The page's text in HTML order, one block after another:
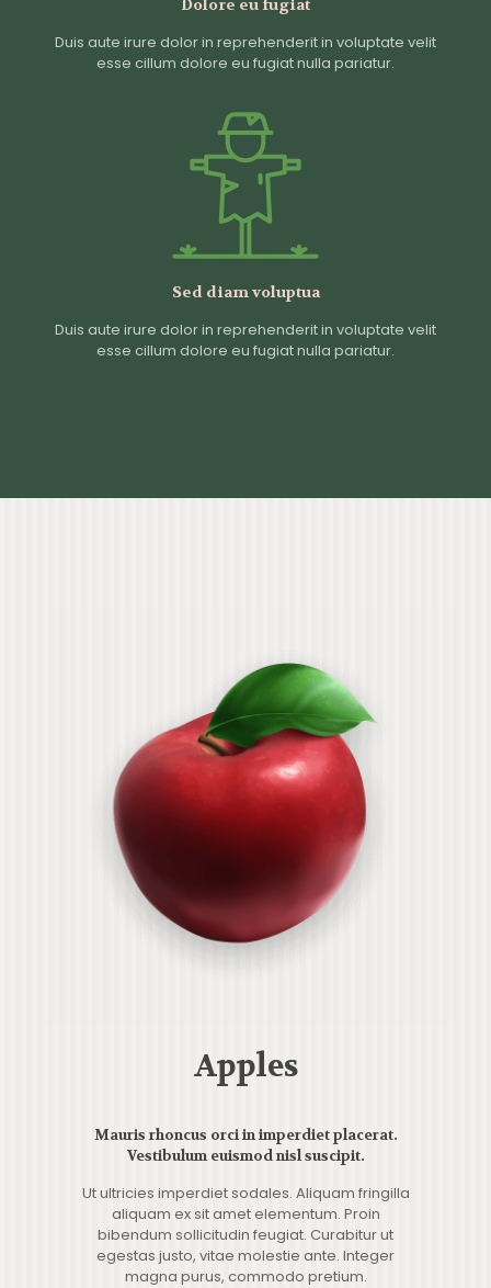
Dolore eu fugiat
Duis aute irure dolor in reprehenderit in voluptate velit
esse cillum dolore eu fugiat nulla pariatur.
Sed diam voluptua
Duis aute irure dolor in reprehenderit in voluptate velit
esse cillum dolore eu fugiat nulla pariatur.
Apples
Mauris rhoncus orci in imperdiet placerat.
Vestibulum euismod nisl suscipit.
Ut ultricies imperdiet sodales. Aliquam fringilla
aliquam ex sit amet elementum. Proin
bibendum sollicitudin feugiat. Curabitur ut
egestas justo, vitae molestie ante. Integer
magna purus, commodo pretium.